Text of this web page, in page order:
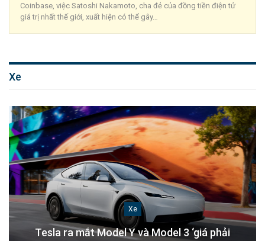
Coinbase, việc Satoshi Nakamoto, cha đẻ của đồng tiền điện tử
giá trị nhất thế giới, xuất hiện có thể gây…
Xe
Xe
Tesla ra mắt Model Y và Model 3 ‘giá phải